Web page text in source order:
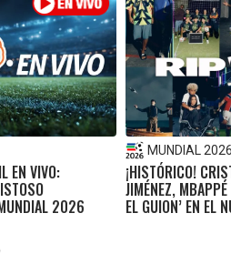
EN VIVO:
2026
MUNDIAL 2026
¡HISTÓRICO!
JIMÉNEZ,
EL GUION’ EN EL